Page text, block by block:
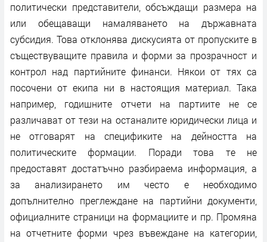
политически представители, обсъждащи размера на
или обещаващи намаляването на държавната
субсидия. Това отклонява дискусията от пропуските в
съществуващите правила и форми за прозрачност и
контрол над партийните финанси. Някои от тях са
посочени от екипа ни в настоящия материал. Така
например, годишните отчети на партиите не се
различават от тези на останалите юридически лица и
не отговарят на спецификите на дейността на
политическите формации. Поради това те не
предоставят достатъчно разбираема информация, а
за анализирането им често е необходимо
допълнително преглеждане на партийни документи,
официалните страници на формациите и пр. Промяна
на отчетните форми чрез въвеждане на категории,